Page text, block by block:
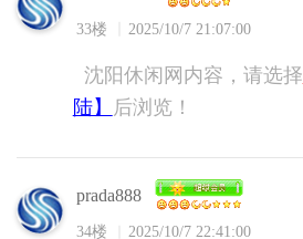
33楼 2025/10/7 21:07:00
沈阳休闲网内容，请选择
陆】
后浏览！
prada888
34楼 2025/10/7 22:41:00